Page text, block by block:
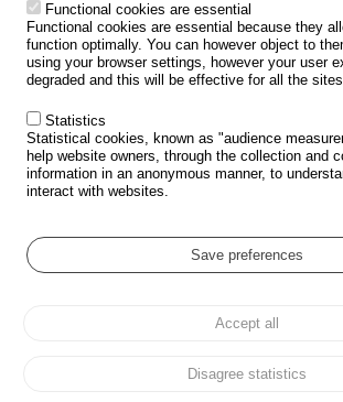
PROCESSING OF PERSONAL DATA FROM
KNOWLEDGE CENTRE
CALL FOR RESEARCH PROJECTS
ROAD SAFETY POLICY
Outils
EVENTS
GLOSSARY
Cookie settings
Personal data protection and Cookies
Functional cookies are essential
Functional cookies are essential because they
function optimally. You can however object to
using your browser settings, however your user
degraded and this will be effective for all the
Statistics
Statistical cookies, known as "audience
help website owners, through the collection and
information in an anonymous manner, to
interact with websites.
Save preferences
Accept all
Disagree statistics